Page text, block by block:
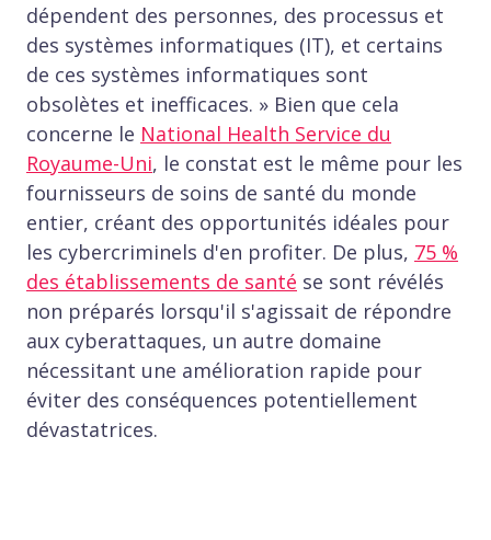
dépendent des personnes, des processus et
des systèmes informatiques (IT), et certains
de ces systèmes informatiques sont
obsolètes et inefficaces. » Bien que cela
concerne le National Health Service du
Royaume-Uni, le constat est le même pour les
fournisseurs de soins de santé du monde
entier, créant des opportunités idéales pour
les cybercriminels d'en profiter. De plus, 75 %
des établissements de santé se sont révélés
non préparés lorsqu'il s'agissait de répondre
aux cyberattaques, un autre domaine
nécessitant une amélioration rapide pour
éviter des conséquences potentiellement
dévastatrices.